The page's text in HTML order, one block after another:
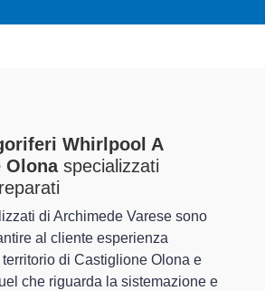
Whirlpool A
Olonaspecializzati
di Archimede Varese sono
al cliente esperienza
di Castiglione Olona e
che riguarda la sistemazione e